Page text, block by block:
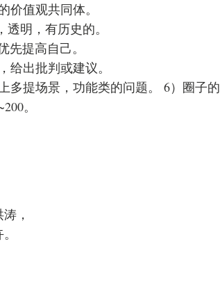
价值观共同体。
明，有历史的。
提高自己。
出批判或建议。
多提场景，功能类的问题。 6）圈子的
。
，